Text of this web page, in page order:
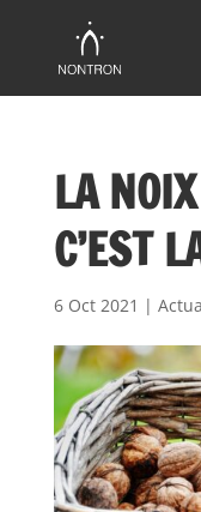
LA
C’EST
6 Oct 2021 |